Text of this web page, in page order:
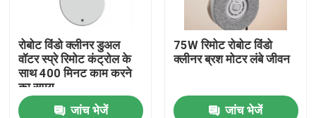
हमारे बारे में
कारखाना भ्रमण
रोबोट विंडो क्लीनर डुअल
वॉटर स्प्रे रिमोट कंट्रोल के
साथ 400 मिनट काम करने
का समय
जांच भेजें
75W रिमोट रोबोट विंडो
क्लीनर ब्रश मोटर लंबे जीवन
जांच भेजें